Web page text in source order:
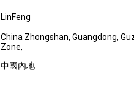
LinFeng
China Zhongshan, Guangdong,
Zone,
中國內地